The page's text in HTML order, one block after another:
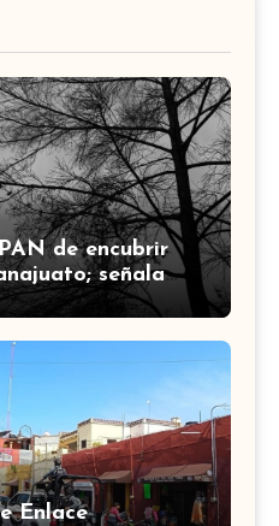
de encubrir
señala
en Apaseo el
Enlace